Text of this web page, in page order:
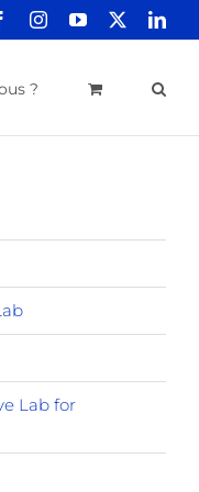
FacebookInstagramYouTube
?
Lab for